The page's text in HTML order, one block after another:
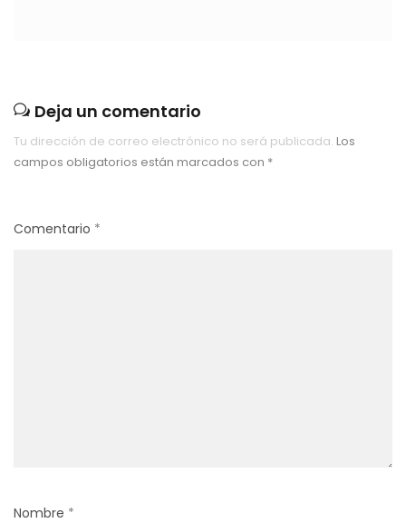
Deja un comentario
Tu dirección de correo electrónico no será publicada. Los
campos obligatorios están marcados con *
Comentario *
Nombre *